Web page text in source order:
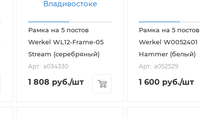
Рамка на 5 постов
Werkel WL12-Frame-05
Stream (серебряный)
Арт.: a034330
1 808 руб./шт
Рамка на 5 постов
Werkel W0052401
Hammer (белый)
Арт.: a052529
1 600 руб./шт